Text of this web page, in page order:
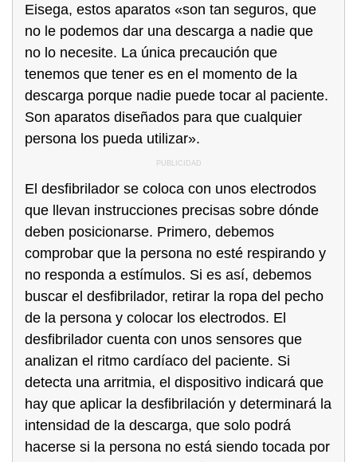
Eisega, estos aparatos «son tan seguros, que
no le podemos dar una descarga a nadie que
no lo necesite. La única precaución que
tenemos que tener es en el momento de la
descarga porque nadie puede tocar al paciente.
Son aparatos diseñados para que cualquier
persona los pueda utilizar».
El desfibrilador se coloca con unos electrodos
que llevan instrucciones precisas sobre dónde
deben posicionarse. Primero, debemos
comprobar que la persona no esté respirando y
no responda a estímulos. Si es así, debemos
buscar el desfibrilador, retirar la ropa del pecho
de la persona y colocar los electrodos. El
desfibrilador cuenta con unos sensores que
analizan el ritmo cardíaco del paciente. Si
detecta una arritmia, el dispositivo indicará que
hay que aplicar la desfibrilación y determinará la
intensidad de la descarga, que solo podrá
hacerse si la persona no está siendo tocada por